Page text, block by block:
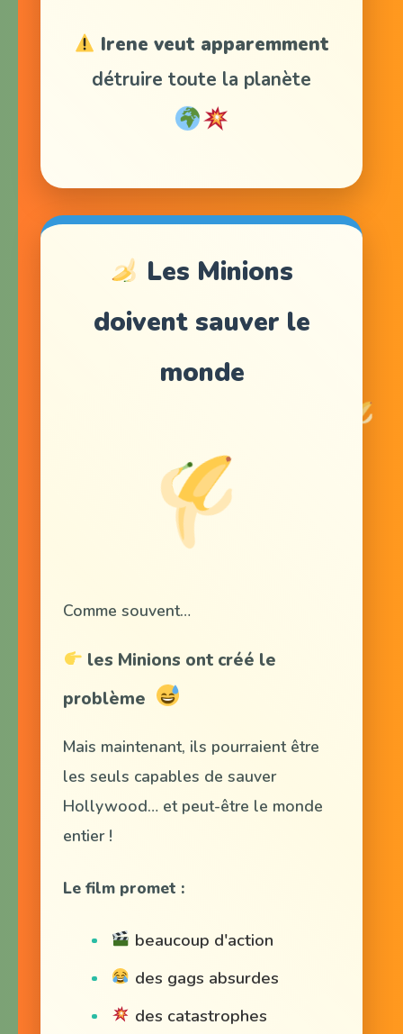
Irene veut apparemment
détruire toute la planète
Les Minions
doivent sauver le
monde
Comme souvent…
les Minions ont créé le
problème
Mais maintenant, ils pourraient être
les seuls capables de sauver
Hollywood… et peut-être le monde
entier !
Le film promet :
beaucoup d'action
des gags absurdes
des catastrophes